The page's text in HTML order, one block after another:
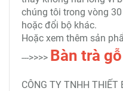
chúng tôi trong vòng
hoặc đổi bộ khác.
Hoặc xem thêm sản
--->>>> Bàn trà gỗ
CÔNG TY TNHH THIẾT